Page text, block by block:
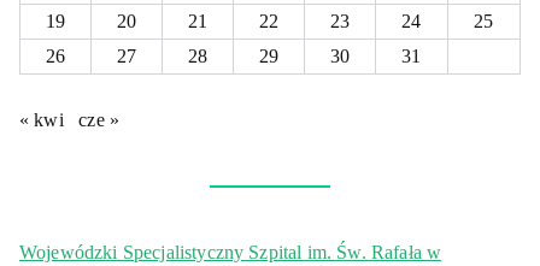
19
20 21 22 23 24
25
26
27 28 29 30 31
« kwi cze »
Wojewódzki Specjalistyczny Szpital im. Św. Rafała w